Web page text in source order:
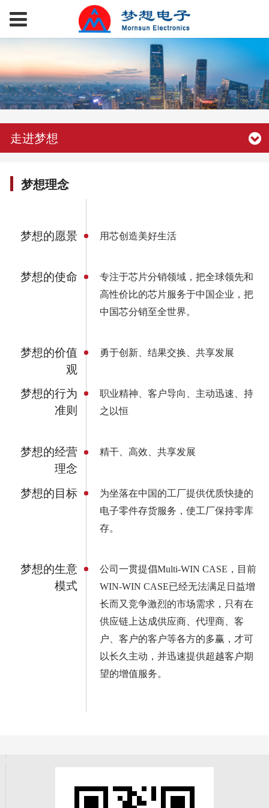
走进梦想
梦想理念
梦想的愿景 用芯创造美好生活
梦想的使命
专注于芯片分销领域，把全球领先和
高性价比的芯片服务于中国企业，把
中国芯分销至全世界。
梦想的价值
观
勇于创新、结果交换、共享发展
梦想的行为
准则
职业精神、客户导向、主动迅速、持
之以恒
梦想的经营
理念
精干、高效、共享发展
梦想的目标
为坐落在中国的工厂提供优质快捷的
电子零件存货服务，使工厂保持零库
存。
梦想的生意
模式
公司一贯提倡Multi-WIN CASE，目前
WIN-WIN CASE已经无法满足日益增
长而又竞争激烈的市场需求，只有在
供应链上达成供应商、代理商、客
户、客户的客户等各方的多赢，才可
以长久主动，并迅速提供超越客户期
望的增值服务。